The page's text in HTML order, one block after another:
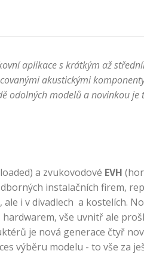
aplikace s krátkým až
akustickými
odolných modelůa novinkou je
a zvukovodové EVH
instalačních firem,
i v divadlech a kostelích.
vše uvnitř ale
je nová generace čtyř
výběru modelu - to vše za